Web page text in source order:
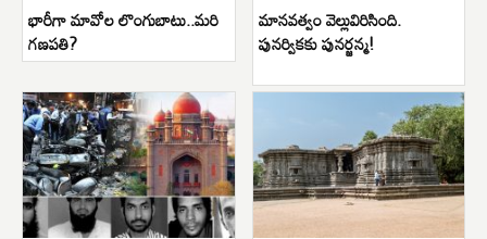
భారీగా మావోల లొంగుబాటు..మరి
గణపతి?
మానవత్వం వెల్లువిరిసింది.
పునర్వికకు పునర్జన్మ!